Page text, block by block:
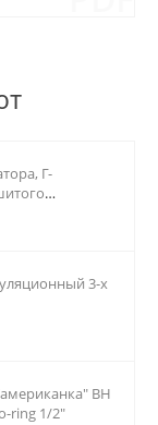
Г-
3-х
ВН
ring 1/2"